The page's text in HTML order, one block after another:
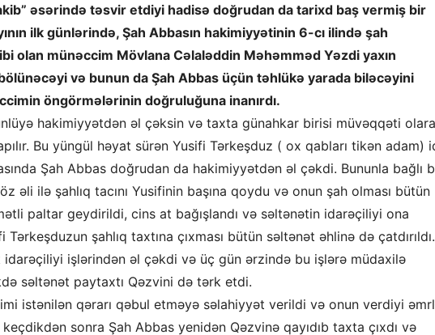
əsərində təsvir etdiyi hadisə doğrudan da tarixd baş vermiş bir
ilk günlərində, Şah Abbasın hakimiyyətinin 6-cı ilində şah
olan münəccim Mövlana Cəlaləddin Məhəmməd Yəzdi yaxın
və bunun da Şah Abbas üçün təhlükə yarada biləcəyini
öngörmələrinin doğruluğuna inanırdı.
hakimiyyətdən əl çəksin və taxta günahkar birisi müvəqqəti
Bu yüngül həyat sürən Yusifi Tərkeşduz ( ox qabları tikən adam)
Şah Abbas doğrudan da hakimiyyətdən əl çəkdi. Bununla bağlı
əli ilə şahlıq tacını Yusifinin başına qoydu və onun şah olması bütün
paltar geydirildi, cins at bağışlandı və səltənətin idarəçiliyi ona
Tərkeşduzun şahlıq taxtına çıxması bütün səltənət əhlinə də çatdırıldı.
işlərindən əl çəkdi və üç gün ərzində bu işlərə müdaxilə
səltənət paytaxtı Qəzvini də tərk etdi.
istənilən qərarı qəbul etməyə səlahiyyət verildi və onun verdiyi
sonra Şah Abbas yenidən Qəzvinə qayıdıb taxta çıxdı və